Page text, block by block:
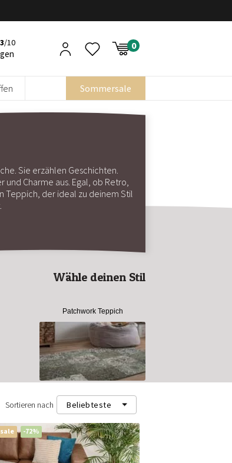
/10
Sommersale
Sie erzählen Geschichten.
Charme aus. Egal, ob Retro,
Teppich, der ideal zu deinem Stil
Patchwork Teppich
Wähle deinen Stil
Sortieren nach Beliebteste
Beliebteste
Neueste
sale -72%